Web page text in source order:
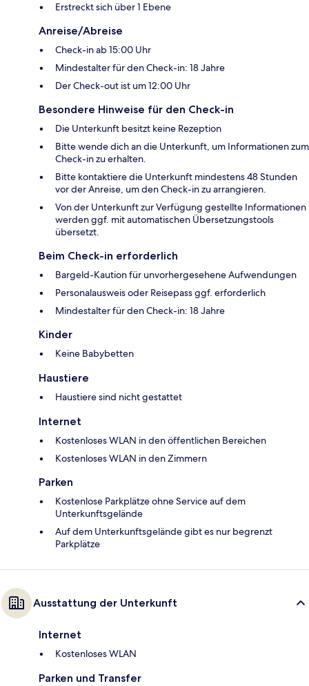
Erstreckt sich über 1 Ebene
Anreise/Abreise
Check-in ab 15:00 Uhr
Mindestalter für den Check-in: 18 Jahre
Der Check-out ist um 12:00 Uhr
Besondere Hinweise für den Check-in
Die Unterkunft besitzt keine Rezeption
Bitte wende dich an die Unterkunft, um Informationen zum
Check-in zu erhalten.
Bitte kontaktiere die Unterkunft mindestens 48 Stunden
vor der Anreise, um den Check-in zu arrangieren.
Von der Unterkunft zur Verfügung gestellte Informationen
werden ggf. mit automatischen Übersetzungstools
übersetzt.
Beim Check-in erforderlich
Bargeld-Kaution für unvorhergesehene Aufwendungen
Personalausweis oder Reisepass ggf. erforderlich
Mindestalter für den Check-in: 18 Jahre
Kinder
Keine Babybetten
Haustiere
Haustiere sind nicht gestattet
Internet
Kostenloses WLAN in den öffentlichen Bereichen
Kostenloses WLAN in den Zimmern
Parken
Kostenlose Parkplätze ohne Service auf dem
Unterkunftsgelände
Auf dem Unterkunftsgelände gibt es nur begrenzt
Parkplätze
Ausstattung der Unterkunft
Internet
Kostenloses WLAN
Parken und Transfer